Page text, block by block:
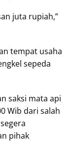
juta rupiah,”
tempat usaha
sepeda
saksi mata api
Wib dari salah
pihak